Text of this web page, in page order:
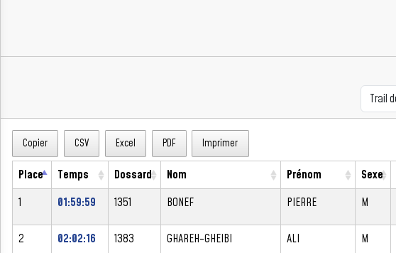
Copier CSV Excel PDF Imprimer
Place Temps Dossard Nom Prénom Sexe
1
01:59:59 1351 BONEF PIERRE M
2 02:02:16 1383 GHAREH-GHEIBI ALI M